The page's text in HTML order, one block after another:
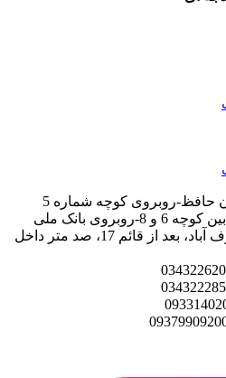
شعبه 3(بازار مبل) ، شرف آباد، بعد از قائم 17، صد متر داخل